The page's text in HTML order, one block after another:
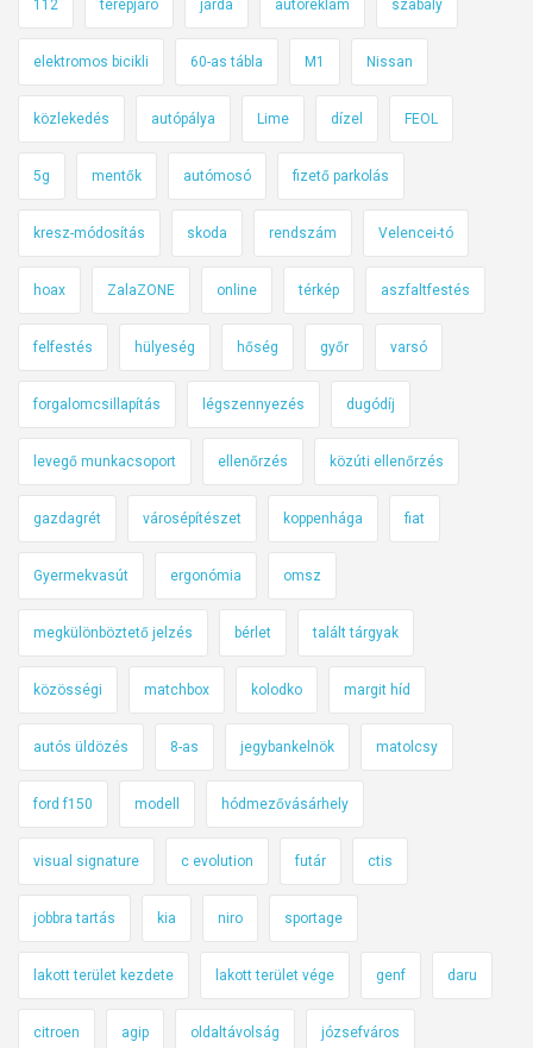
112 terepjáró járda autóreklám szabály
elektromos bicikli 60-as tábla M1 Nissan
közlekedés autópálya Lime dízel FEOL
5g mentők autómosó fizető parkolás
kresz-módosítás skoda rendszám Velencei-tó
hoax ZalaZONE online térkép aszfaltfestés
felfestés hülyeség hőség győr varsó
forgalomcsillapítás légszennyezés dugódíj
levegő munkacsoport ellenőrzés közúti ellenőrzés
gazdagrét városépítészet koppenhága fiat
Gyermekvasút ergonómia omsz
megkülönböztető jelzés bérlet talált tárgyak
közösségi matchbox kolodko margit híd
autós üldözés 8-as jegybankelnök matolcsy
ford f150 modell hódmezővásárhely
visual signature c evolution futár ctis
jobbra tartás kia niro sportage
lakott terület kezdete lakott terület vége genf daru
citroen agip oldaltávolság józsefváros